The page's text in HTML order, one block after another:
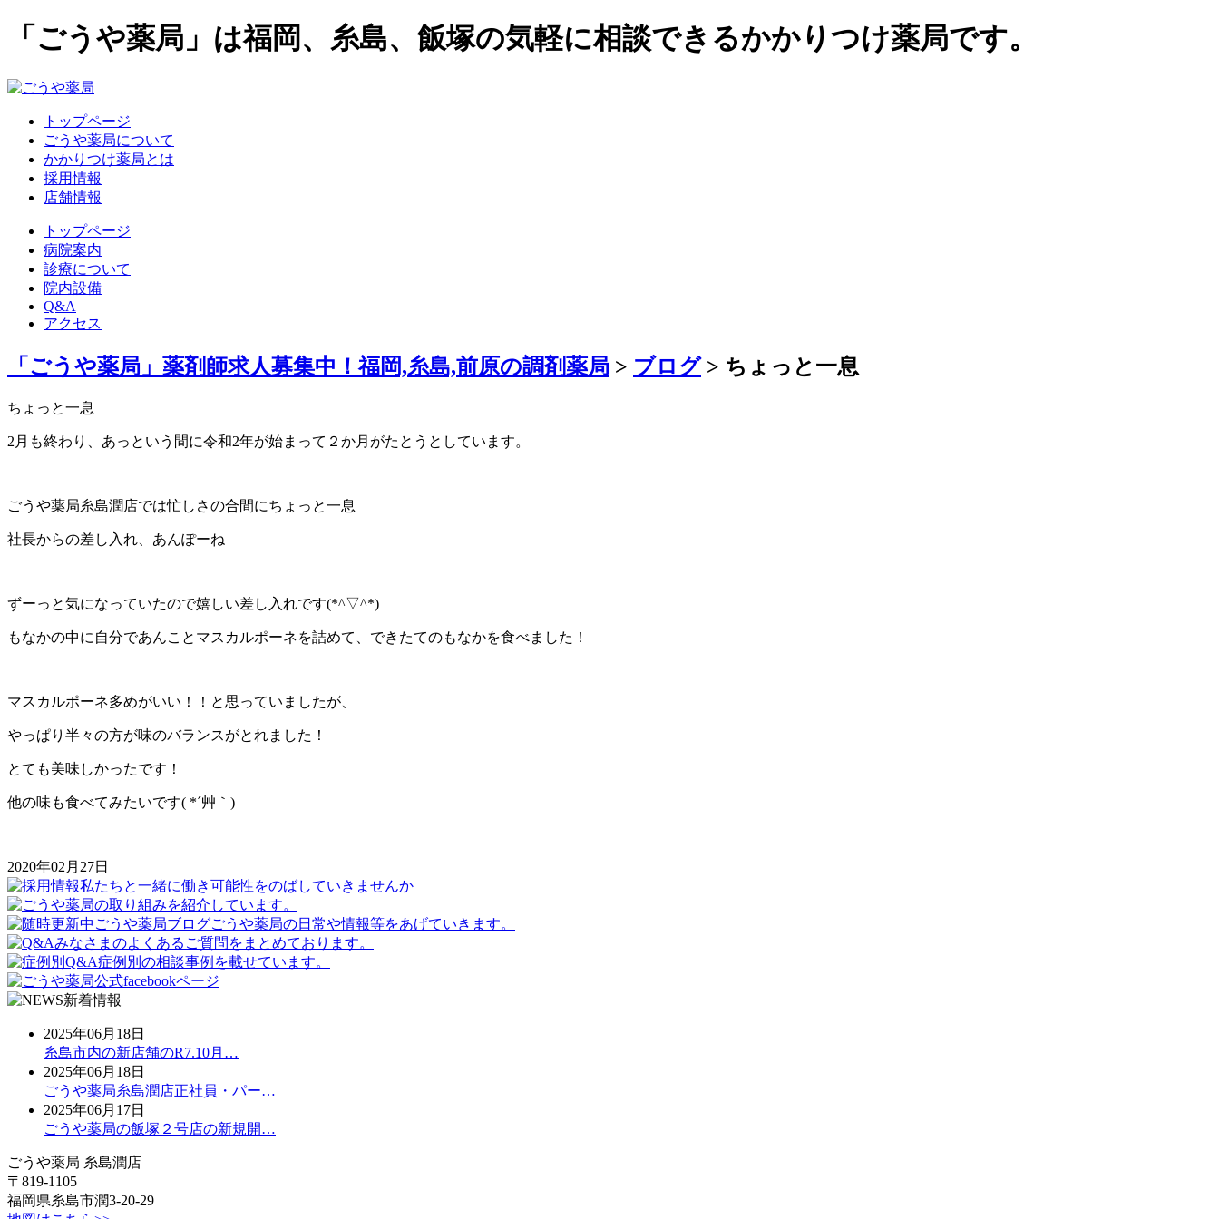
「ごうや薬局」は福岡、糸島、飯塚の気軽に相談できるかかりつけ薬局です。
トップページ
ごうや薬局について
かかりつけ薬局とは
採用情報
店舗情報
トップページ
病院案内
診療について
院内設備
Q&A
アクセス
「ごうや薬局」薬剤師求人募集中！福岡,糸島,前原の調剤薬局 > ブログ> ちょっと一息
ちょっと一息
2月も終わり、あっという間に令和2年が始まって２か月がたとうとしています。
ごうや薬局糸島潤店では忙しさの合間にちょっと一息
社長からの差し入れ、あんぽーね
ずーっと気になっていたので嬉しい差し入れです(*^▽^*)
もなかの中に自分であんことマスカルポーネを詰めて、できたてのもなかを食べました！
マスカルポーネ多めがいい！！と思っていましたが、
やっぱり半々の方が味のバランスがとれました！
とても美味しかったです！
他の味も食べてみたいです( *´艸｀)
2020年02月27日
2025年06月18日
糸島市内の新店舗のR7.10月…
2025年06月18日
ごうや薬局糸島潤店正社員・パー…
2025年06月17日
ごうや薬局の飯塚２号店の新規開…
ごうや薬局 糸島潤店
〒819-1105
福岡県糸島市潤3-20-29